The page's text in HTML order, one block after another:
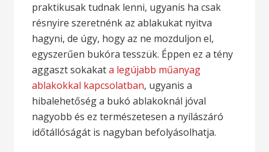
praktikusak tudnak lenni, ugyanis ha csak
résnyire szeretnénk az ablakukat nyitva
hagyni, de úgy, hogy az ne mozduljon el,
egyszerűen bukóra tesszük. Éppen ez a tény
aggaszt sokakata legújabb műanyag
ablakokkal kapcsolatban, ugyanis a
hibalehetőség a bukó ablakoknál jóval
nagyobb és ez természetesen a nyílászáró
időtállóságát is nagyban befolyásolhatja.